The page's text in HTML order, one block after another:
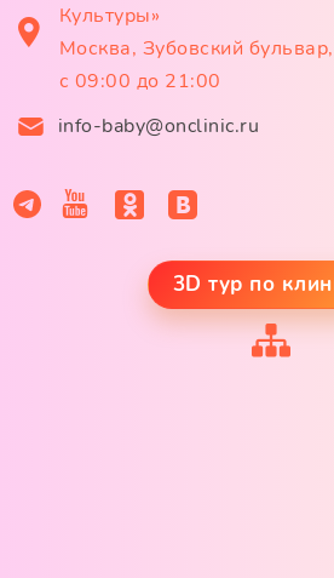
Культуры»
Москва, Зубовский
с 09:00 до 21:00
info-baby@onclinic.ru
3D тур по